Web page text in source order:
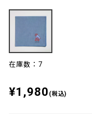
在庫数：7
¥1,980 (税込)